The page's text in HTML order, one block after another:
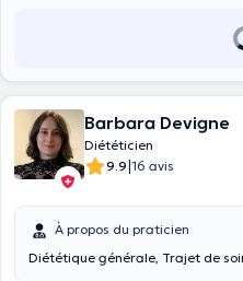
Barbara Devigne
Diététicien
9.9|16 avis
À propos du praticien